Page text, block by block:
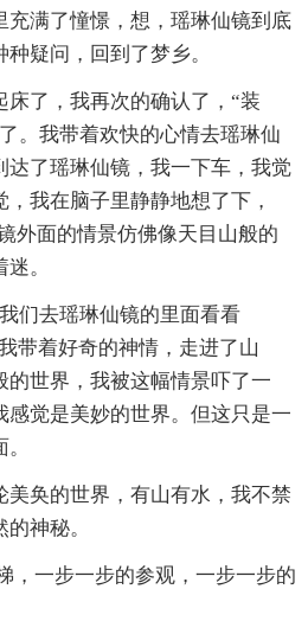
充满了憧憬，想，瑶琳仙镜到底
疑问，回到了梦乡。
床了，我再次的确认了，“装
。我带着欢快的心情去瑶琳仙
达了瑶琳仙镜，我一下车，我觉
我在脑子里静静地想了下，
外面的情景仿佛像天目山般的
。
们去瑶琳仙镜的里面看看
带着好奇的神情，走进了山
的世界，我被这幅情景吓了一
感觉是美妙的世界。但这只是一
美奂的世界，有山有水，我不禁
神秘。
，一步一步的参观，一步一步的